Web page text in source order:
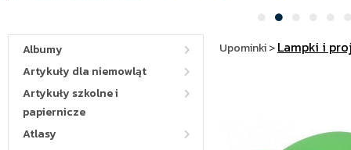
Albumy
Artykuły dla niemowląt
Artykuły szkolne i
papiernicze
Atlasy
Upominki>Lampki i